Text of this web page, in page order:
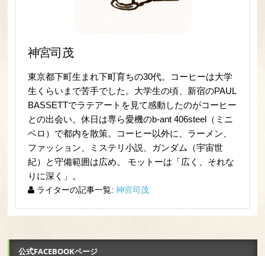
神宮司茂
東京都下町生まれ下町育ちの30代。コーヒーは大学
生くらいまで苦手でした。大学生の頃、新宿のPAUL
BASSETTでラテアートを見て感動したのがコーヒー
との出会い。休日は専ら愛機のb-ant 406steel（ミニ
ベロ）で都内を散策。コーヒー以外に、ラーメン、
ファッション、ミステリ小説、ガンダム（宇宙世
紀）と守備範囲は広め。 モットーは「広く、それな
りに深く」。
ライターの記事一覧: 神宮司茂
公式FACEBOOKページ